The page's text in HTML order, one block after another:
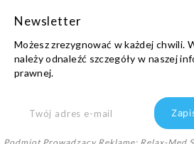
Newsletter
Możesz zrezygnować w każdej chwili.
należy odnaleźć szczegóły w naszej
prawnej.